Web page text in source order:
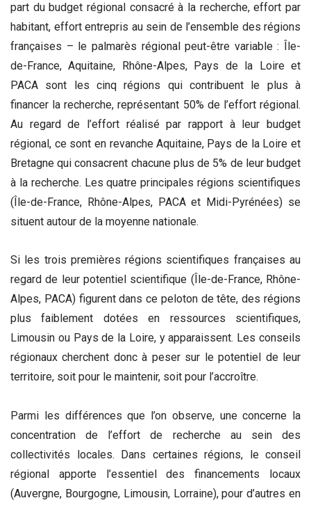
part du budget régional consacré à la recherche, effort par
habitant, effort entrepris au sein de l’ensemble des régions
françaises – le palmarès régional peut-être variable : Île-
de-France, Aquitaine, Rhône-Alpes, Pays de la Loire et
PACA sont les cinq régions qui contribuent le plus à
financer la recherche, représentant 50% de l’effort régional.
Au regard de l’effort réalisé par rapport à leur budget
régional, ce sont en revanche Aquitaine, Pays de la Loire et
Bretagne qui consacrent chacune plus de 5% de leur budget
à la recherche. Les quatre principales régions scientifiques
(Île-de-France, Rhône-Alpes, PACA et Midi-Pyrénées) se
situent autour de la moyenne nationale.
Si les trois premières régions scientifiques françaises au
regard de leur potentiel scientifique (Île-de-France, Rhône-
Alpes, PACA) figurent dans ce peloton de tête, des régions
plus faiblement dotées en ressources scientifiques,
Limousin ou Pays de la Loire, y apparaissent. Les conseils
régionaux cherchent donc à peser sur le potentiel de leur
territoire, soit pour le maintenir, soit pour l’accroître.
Parmi les différences que l’on observe, une concerne la
concentration de l’effort de recherche au sein des
collectivités locales. Dans certaines régions, le conseil
régional apporte l’essentiel des financements locaux
(Auvergne, Bourgogne, Limousin, Lorraine), pour d’autres en